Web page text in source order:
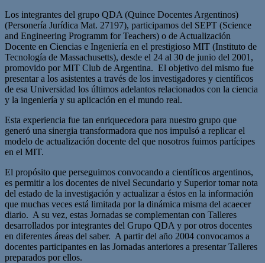
Los integrantes del grupo QDA (Quince Docentes Argentinos)
(Personería Jurídica Mat. 27197), participamos del SEPT (Science
and Engineering Programm for Teachers) o de Actualización
Docente en Ciencias e Ingeniería en el prestigioso MIT (Instituto de
Tecnología de Massachusetts), desde el 24 al 30 de junio del 2001,
promovido por MIT Club de Argentina. El objetivo del mismo fue
presentar a los asistentes a través de los investigadores y científicos
de esa Universidad los últimos adelantos relacionados con la ciencia
y la ingeniería y su aplicación en el mundo real.
Esta experiencia fue tan enriquecedora para nuestro grupo que
generó una sinergia transformadora que nos impulsó a replicar el
modelo de actualización docente del que nosotros fuimos partícipes
en el MIT.
El propósito que perseguimos convocando a científicos argentinos,
es permitir a los docentes de nivel Secundario y Superior tomar nota
del estado de la investigación y actualizar a éstos en la información
que muchas veces está limitada por la dinámica misma del acaecer
diario. A su vez, estas Jornadas se complementan con Talleres
desarrollados por integrantes del Grupo QDA y por otros docentes
en diferentes áreas del saber. A partir del año 2004 convocamos a
docentes participantes en las Jornadas anteriores a presentar Talleres
preparados por ellos.